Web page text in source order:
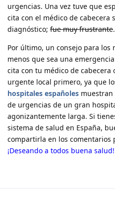
urgencias. Una vez tuve que
cita con el médico de cabecera
diagnóstico; fue muy frustrante.
Por último, un consejo para los
menos que sea una
cita con tu médico de
urgente local primero, ya que
hospitales españoles
de urgencias de un gran
agonizantemente larga. Si
sistema de salud en España,
compartirla en los comentarios
¡Deseando a todos buena salud!